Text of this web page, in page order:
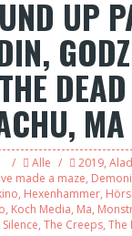
UP
Alle 2019,
made a maze,
, Hexenhammer,
, Koch Media, Ma,
Silence, The Creeps, The